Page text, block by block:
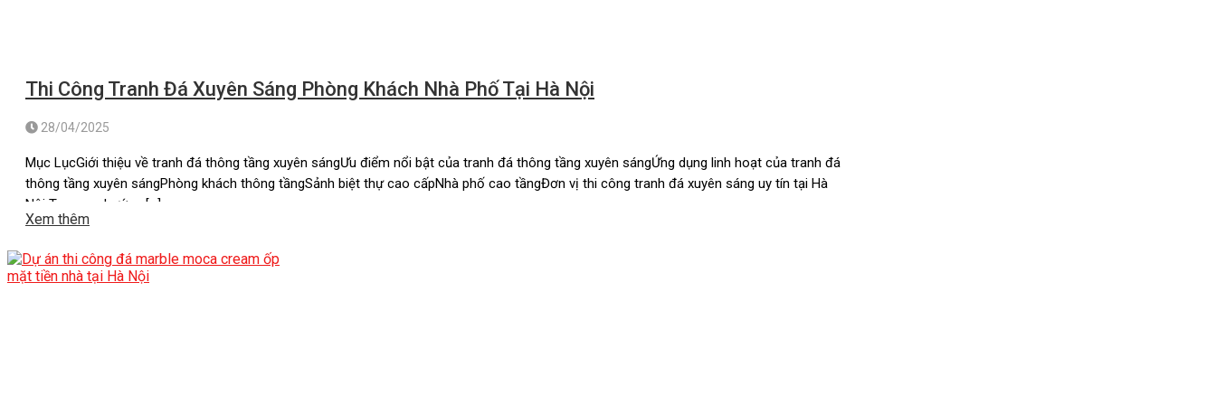
Thi Công Tranh Đá Xuyên Sáng Phòng Khách Nhà Phố Tại Hà Nội
28/04/2025
Mục LụcGiới thiệu về tranh đá thông tầng xuyên sángƯu điểm nổi bật của tranh đá thông tầng xuyên sángỨng dụng linh hoạt của tranh đá
thông tầng xuyên sángPhòng khách thông tầngSảnh biệt thự cao cấpNhà phố cao tầngĐơn vị thi công tranh đá xuyên sáng uy tín tại Hà
Nội Trong xu hướng […]
Xem thêm